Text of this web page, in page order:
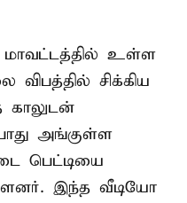
மாவட்டத்தில் உள்ள
விபத்தில் சிக்கிய
அங்குள்ள
பெட்டியை
இந்த வீடியோ